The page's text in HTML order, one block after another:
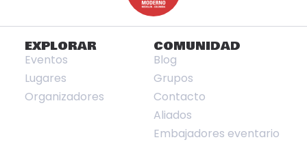
EXPLORAR
Eventos
Lugares
Organizadores
COMUNIDAD
Blog
Grupos
Contacto
Aliados
Embajadores eventario